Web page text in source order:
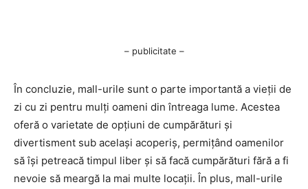
– publicitate –
În concluzie, mall-urile sunt o parte importantă a vieții de
zi cu zi pentru mulți oameni din întreaga lume. Acestea
oferă o varietate de opțiuni de cumpărături și
divertisment sub același acoperiș, permițând oamenilor
să își petreacă timpul liber și să facă cumpărături fără a fi
nevoie să meargă la mai multe locații. În plus, mall-urile